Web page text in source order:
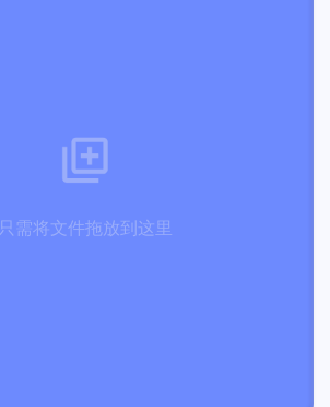
只需将文件拖放到这里